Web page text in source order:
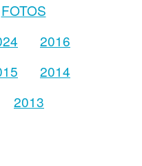
FOTOS
2016
2014
2013